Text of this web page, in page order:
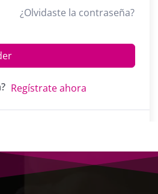
¿Olvidaste la contraseña?
Regístrate ahora